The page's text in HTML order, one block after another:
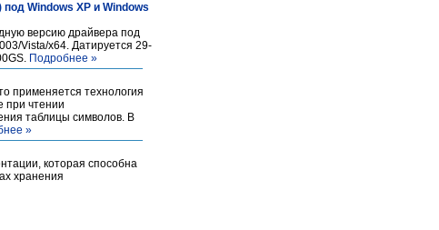
Windows XP и Windows
версию драйвера под
Vista/х64. Датируется 29-
Подробнее »
применяется технология
при чтении
таблицы символов. В
»
которая способна
хранения